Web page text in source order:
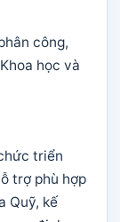
công,
học và
triển
trợ phù hợp
Quỹ, kế